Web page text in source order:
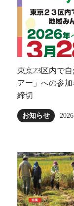
東京23区内で
アー」への参
締切
お知らせ